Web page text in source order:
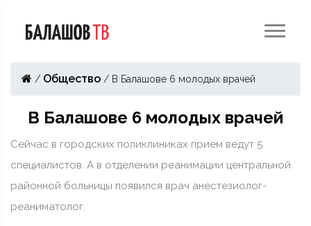
/ Общество / В Балашове 6 молодых врачей
В Балашове 6 молодых врачей
Сейчас в городских поликлиниках прием ведут 5
специалистов. А в отделении реанимации центральной
районной больницы появился врач анестезиолог-
реаниматолог.